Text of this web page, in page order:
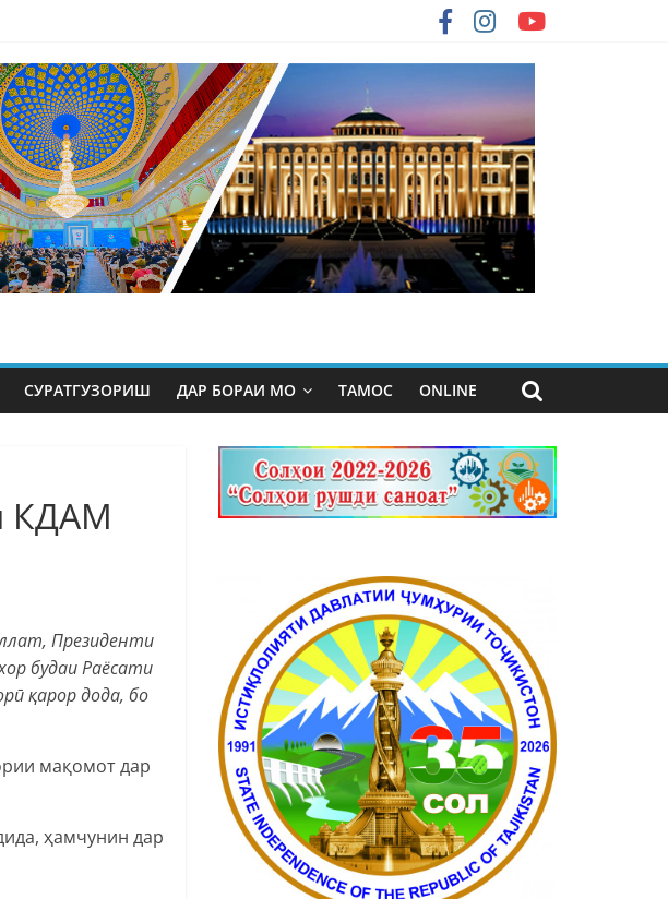
СУРАТГУЗОРИШ ДАР БОРАИ МО ТАМОС ONLINE
КДАМ
Президенти
будаи Раёсати
қарор дода, бо
мақомот дар
ҳамчунин дар